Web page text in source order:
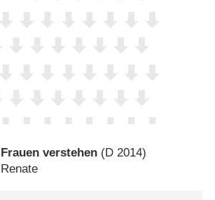
Frauen verstehen (D 2014)
Renate